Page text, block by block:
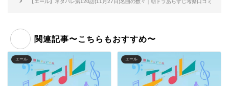
【エール】ネタバレ第120話(11月27日)名曲の数々｜朝ドラあらすじ考察口コミ
関連記事〜こちらもおすすめ〜
エール エール